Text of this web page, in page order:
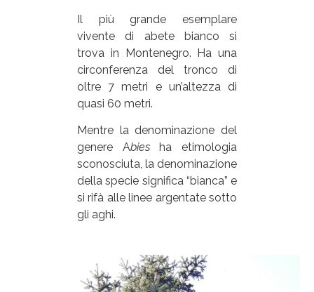
Il più grande esemplare
vivente di abete bianco si
trova in Montenegro. Ha una
circonferenza del tronco di
oltre 7 metri e un’altezza di
quasi 60 metri.
Mentre la denominazione del
genere Abiesha etimologia
sconosciuta, la denominazione
della specie significa “bianca” e
si rifà alle linee argentate sotto
gli aghi.